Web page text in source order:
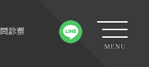
問診票